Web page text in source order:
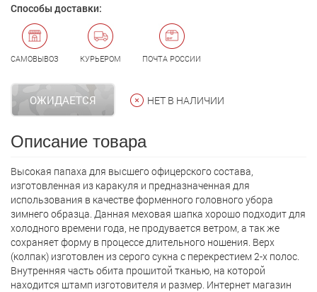
Способы доставки:
САМОВЫВОЗ КУРЬЕРОМ ПОЧТА РОССИИ
ОЖИДАЕТСЯ НЕТ В НАЛИЧИИ
Описание товара
Высокая папаха для высшего офицерского состава,
изготовленная из каракуля и предназначенная для
использования в качестве форменного головного убора
зимнего образца. Данная меховая шапкa хорошо подходит для
холодного времени года, не продувается ветром, а так же
сохраняет форму в процессе длительного ношения. Верх
(колпак) изготовлен из серого сукна с перекрестием 2-х полос.
Внутренняя часть обита прошитой тканью, на которой
находится штамп изготовителя и размер. Интернет магазин